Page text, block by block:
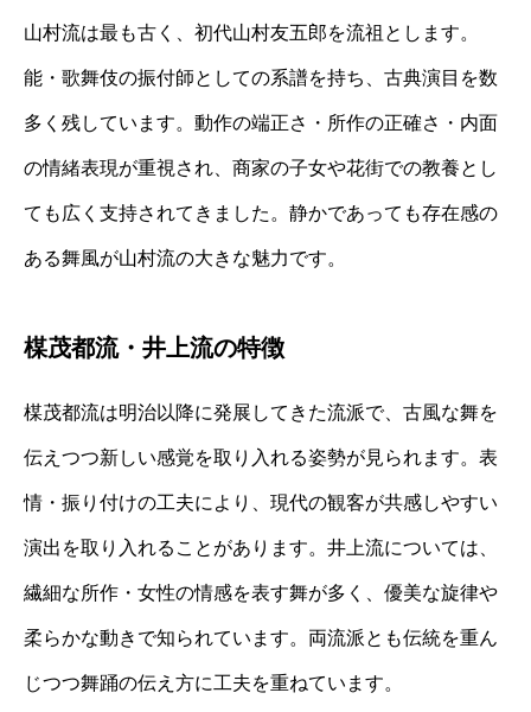
山村流は最も古く、初代山村友五郎を流祖とします。
能・歌舞伎の振付師としての系譜を持ち、古典演目を数
多く残しています。動作の端正さ・所作の正確さ・内面
の情緒表現が重視され、商家の子女や花街での教養とし
ても広く支持されてきました。静かであっても存在感の
ある舞風が山村流の大きな魅力です。
楳茂都流・井上流の特徴
楳茂都流は明治以降に発展してきた流派で、古風な舞を
伝えつつ新しい感覚を取り入れる姿勢が見られます。表
情・振り付けの工夫により、現代の観客が共感しやすい
演出を取り入れることがあります。井上流については、
繊細な所作・女性の情感を表す舞が多く、優美な旋律や
柔らかな動きで知られています。両流派とも伝統を重ん
じつつ舞踊の伝え方に工夫を重ねています。